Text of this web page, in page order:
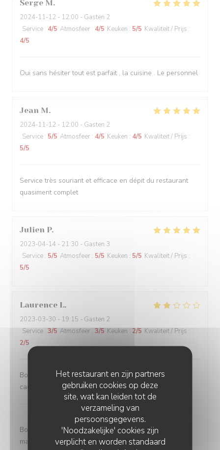
Het restaurant en zijn partners
gebruiken cookies op deze
site, wat kan leiden tot de
verzameling van
persoonsgegevens.
'Noodzakelijke' cookies zijn
verplicht en worden standaard
Serge M
2024-11-12 - 12:00 - Gasten 2
Service : 4/5 Atmosfeer : 4/5 Keuken : 5/5 Kwaliteit / Prijs :
4/5
Oui sans hésiter tout est parfait , la cuisine . Le personnel
Jean M
2024-11-12 - 12:00 - Gasten 2
Service : 5/5 Atmosfeer : 4/5 Keuken : 4/5 Kwaliteit / Prijs :
5/5
Service très souriant et efficace en dépit du restaurant
quasiment complet
Julien P
2023-04-14 - 21:30 - Gasten 3
Service : 5/5 Atmosfeer : 5/5 Keuken : 5/5 Kwaliteit / Prijs :
5/5
Laurence L
2023-03-30 - 19:15 - Gasten 2
Service : 3/5 Atmosfeer : 3/5 Keuken : 2/5 Kwaliteit / Prijs :
2/5
Bonjour Nous avons pris du poulpe qui était très dur et
caoutchouteux Vin blanc chaud Bref mauvaise soirée
LIVIO Restaurant
heeft op deze beoordeling
Bonjour Madame. Je suis vraiment désolé de cette très
mauvaise expérience. J’espère que nous vous avons